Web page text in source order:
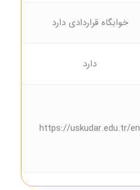
خوابگاه قراردادی دارد
دارد
https://uskudar.edu.tr/en